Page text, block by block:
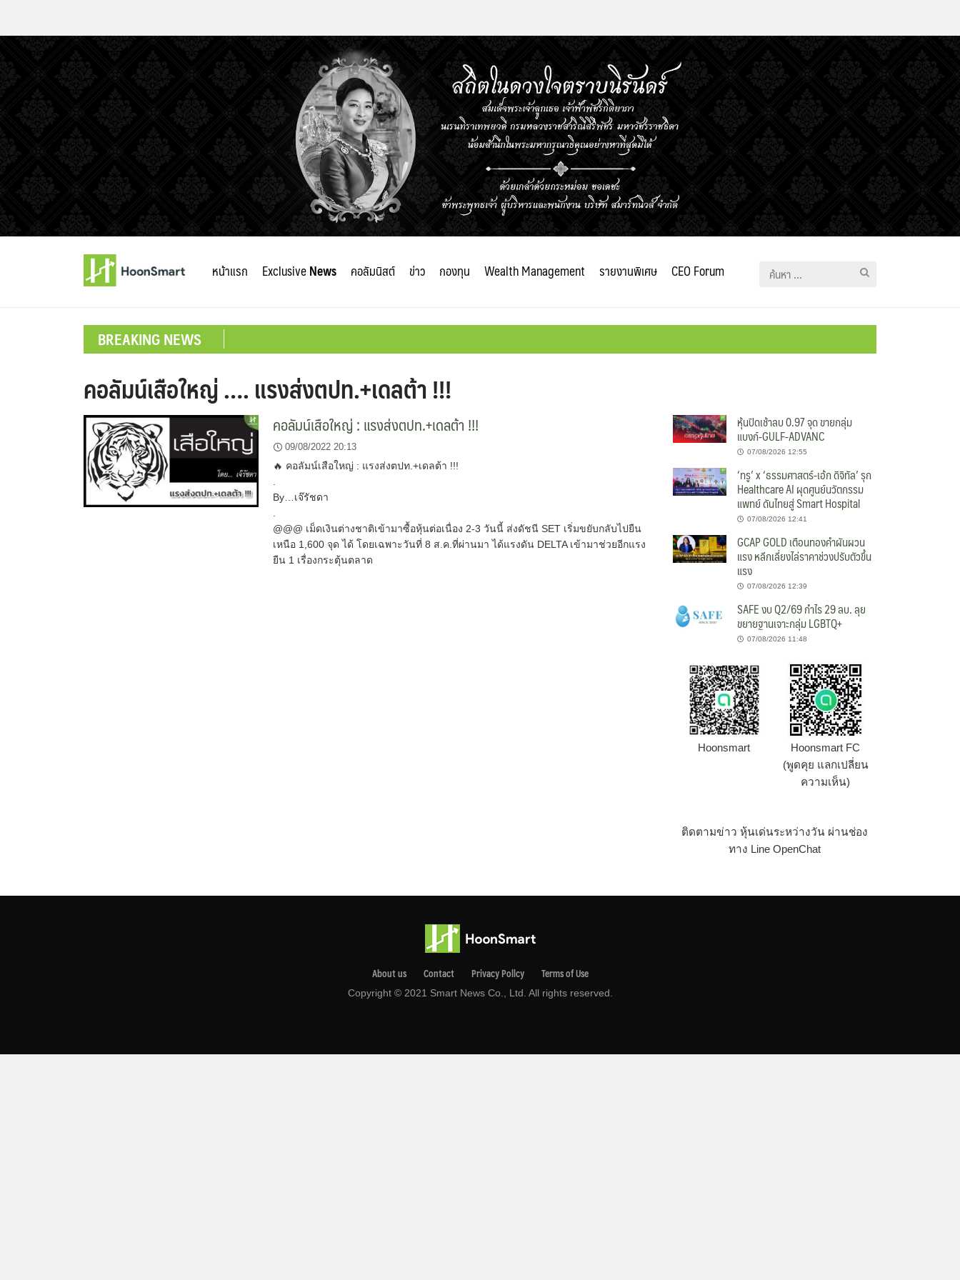
หน้าแรก ExclusiveNews คอลัมนิสต์ ข่าว กองทุน Wealth Management รายงานพิเศษ CEO Forum
ค้นหา
BREAKING NEWS
คอลัมน์เสือใหญ่ …. แรงส่งตปท.+เดลต้า !!!
คอลัมน์เสือใหญ่ : แรงส่งตปท.+เดลต้า !!!
09/08/2022 20:13
🔥 คอลัมน์เสือใหญ่ : แรงส่งตปท.+เดลต้า !!!
By…เจ๊รัชดา
@@@ เม็ดเงินต่างชาติเข้ามาซื้อหุ้นต่อเนื่อง 2-3 วันนี้ ส่งดัชนี SET เริ่มขยับกลับไปยืน
เหนือ 1,600 จุด ได้ โดยเฉพาะวันที่ 8 ส.ค.ที่ผ่านมา ได้แรงดัน DELTA เข้ามาช่วยอีกแรง
ยืน 1 เรื่องกระตุ้นตลาด
หุ้นปิดเช้าลบ 0.97 จุด ขายกลุ่ม
แบงก์-GULF-ADVANC
07/08/2026 12:55
‘ทรู’ x ‘ธรรมศาสตร์-เอ้ก ดิจิทัล’ รุก
Healthcare AI ผุดศูนย์นวัตกรรม
แพทย์ ดันไทยสู่ Smart Hospital
07/08/2026 12:41
GCAP GOLD เตือนทองคำผันผวน
แรง หลีกเลี่ยงไล่ราคาช่วงปรับตัวขึ้น
แรง
07/08/2026 12:39
SAFE งบ Q2/69 กำไร 29 ลบ. ลุย
ขยายฐานเจาะกลุ่ม LGBTQ+
07/08/2026 11:48
Hoonsmart
Hoonsmart FC
(พูดคุย แลกเปลี่ยน
ความเห็น)
ติดตามข่าว หุ้นเด่นระหว่างวัน ผ่านช่อง
ทาง Line OpenChat
About us Contact Privacy Pollcy Terms of Use
Copyright © 2021 Smart News Co., Ltd. All rights reserved.